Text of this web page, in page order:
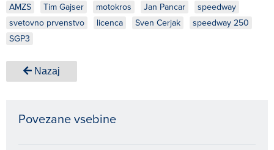
AMZS Tim Gajser motokros Jan Pancar
speedway
svetovno prvenstvo
licenca Sven Cerjak
speedway 250
SGP3
Nazaj
Povezane vsebine